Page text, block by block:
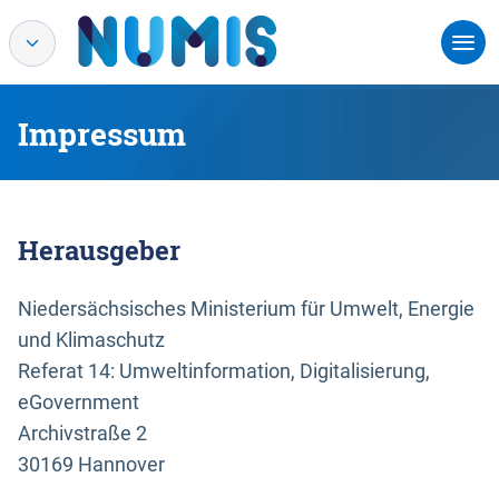
Impressum
Herausgeber
Niedersächsisches Ministerium für Umwelt, Energie
und Klimaschutz
Referat 14: Umweltinformation, Digitalisierung,
eGovernment
Archivstraße 2
30169 Hannover